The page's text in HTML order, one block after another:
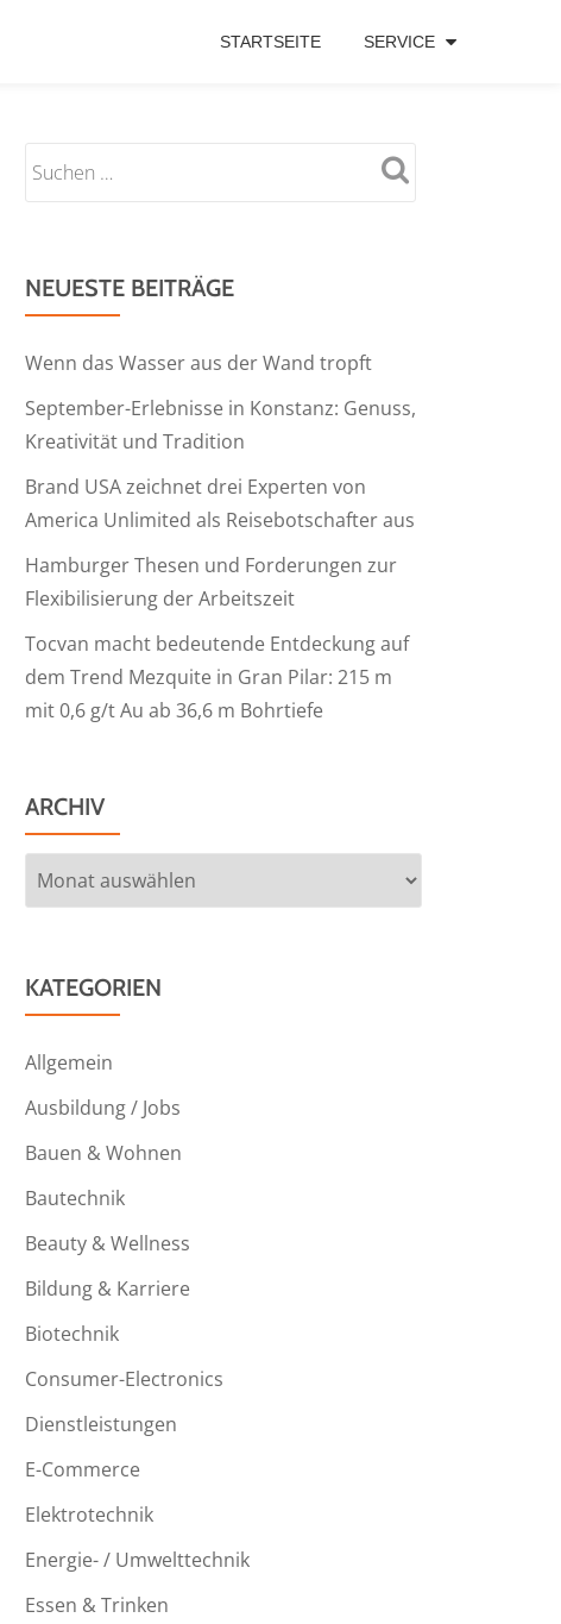
STARTSEITE SERVICE
NEUESTE BEITRÄGE
Wenn das Wasser aus der Wand tropft
September-Erlebnisse in Konstanz: Genuss,
Kreativität und Tradition
Brand USA zeichnet drei Experten von
America Unlimited als Reisebotschafter aus
Hamburger Thesen und Forderungen zur
Flexibilisierung der Arbeitszeit
Tocvan macht bedeutende Entdeckung auf
dem Trend Mezquite in Gran Pilar: 215 m
mit 0,6 g/t Au ab 36,6 m Bohrtiefe
ARCHIV
Archiv
KATEGORIEN
Allgemein
Ausbildung / Jobs
Bauen & Wohnen
Bautechnik
Beauty & Wellness
Bildung & Karriere
Biotechnik
Consumer-Electronics
Dienstleistungen
E-Commerce
Elektrotechnik
Energie- / Umwelttechnik
Essen & Trinken